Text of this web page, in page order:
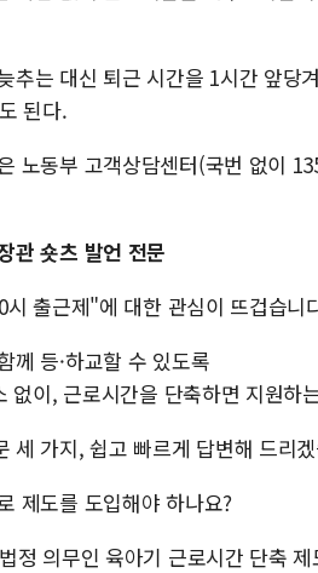
추는 대신 퇴근 시간을 1시간 앞당
된다.
노동부 고객상담센터(국번 없이
관 숏츠 발언 전문
출근제"에 대한 관심이 뜨겁습니
께 등·하교할 수 있도록
없이, 근로시간을 단축하면 지원하
세 가지, 쉽고 빠르게 답변해 드리
제도를 도입해야 하나요?
정 의무인 육아기 근로시간 단축 제